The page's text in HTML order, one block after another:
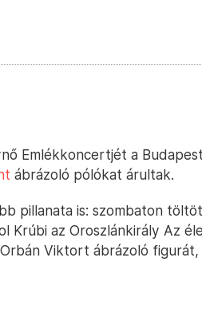
Emlékkoncertjét a
ábrázoló pólókat árultak.
pillanata is: szombaton
az Oroszlánkirály Az
Viktort ábrázoló figurát,